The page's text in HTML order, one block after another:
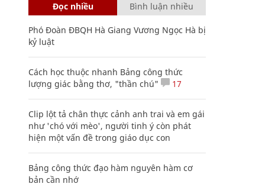
Đọc nhiều Bình luận nhiều
Phó Đoàn ĐBQH Hà Giang Vương Ngọc Hà bị
kỷ luật
Cách học thuộc nhanh Bảng công thức
lượng giác bằng thơ, "thần chú"
17
Clip lột tả chân thực cảnh anh trai và em gái
như 'chó với mèo', người tinh ý còn phát
hiện một vấn đề trong giáo dục con
Bảng công thức đạo hàm nguyên hàm cơ
bản cần nhớ